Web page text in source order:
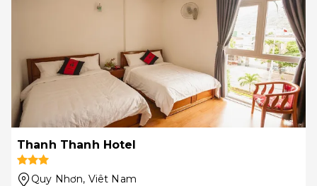
Thanh Thanh Hotel
Quy Nhơn, Viêt Nam